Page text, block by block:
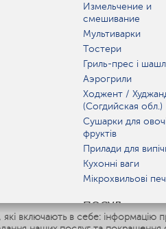
включають в себе: інформацію
Измельчение и
смешивание
Мультиварки
Тостери
Гриль-прес і
Аэрогрили
Ходжент /
(Согдийская обл.)
Сушарки для
фруктів
Прилади для
Кухонні ваги
Мікрохвильові
ПОСУД